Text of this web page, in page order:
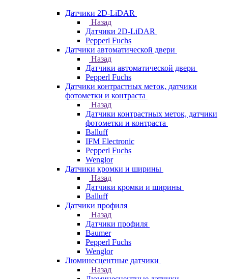
Датчики 2D-LiDAR
Назад
Датчики 2D-LiDAR
Pepperl Fuchs
Датчики автоматической двери
Назад
Датчики автоматической двери
Pepperl Fuchs
Датчики контрастных меток, датчики
фотометки и контраста
Назад
Датчики контрастных меток, датчики
фотометки и контраста
Balluff
IFM Electronic
Pepperl Fuchs
Wenglor
Датчики кромки и ширины
Назад
Датчики кромки и ширины
Balluff
Датчики профиля
Назад
Датчики профиля
Baumer
Pepperl Fuchs
Wenglor
Люминесцентные датчики
Назад